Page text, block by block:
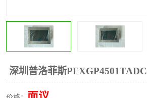
深圳普洛菲斯PFXGP4501TADC